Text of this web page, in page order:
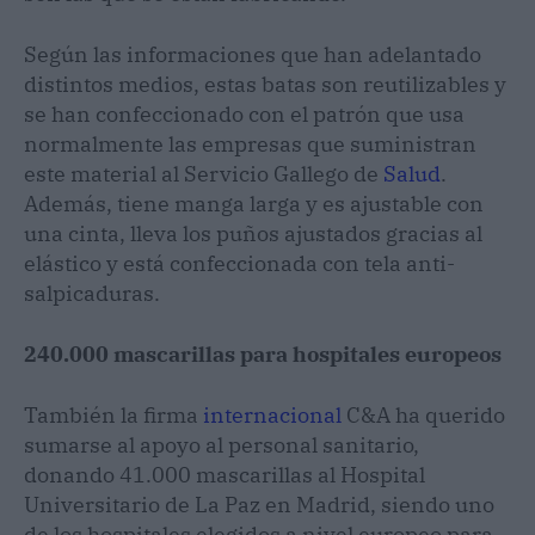
Según las informaciones que han adelantado
distintos medios, estas batas son reutilizables y
se han confeccionado con el patrón que usa
normalmente las empresas que suministran
este material al Servicio Gallego de Salud.
Además, tiene manga larga y es ajustable con
una cinta, lleva los puños ajustados gracias al
elástico y está confeccionada con tela anti-
salpicaduras.
240.000 mascarillas para hospitales europeos
También la firma internacional C&A ha querido
sumarse al apoyo al personal sanitario,
donando 41.000 mascarillas al Hospital
Universitario de La Paz en Madrid, siendo uno